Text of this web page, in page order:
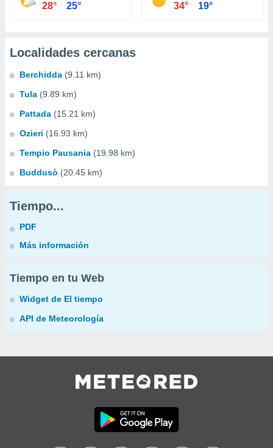
28° 25° 34° 19°
Localidades cercanas
Berchidda (9.11 km)
Tula (9.89 km)
Pattada (15.21 km)
Ozieri (16.93 km)
Tempio Pausania (19.98 km)
Buddusò (20.45 km)
Tiempo...
PDF
Más información
Tiempo en tu Web
Widget de El tiempo
API de Meteorología